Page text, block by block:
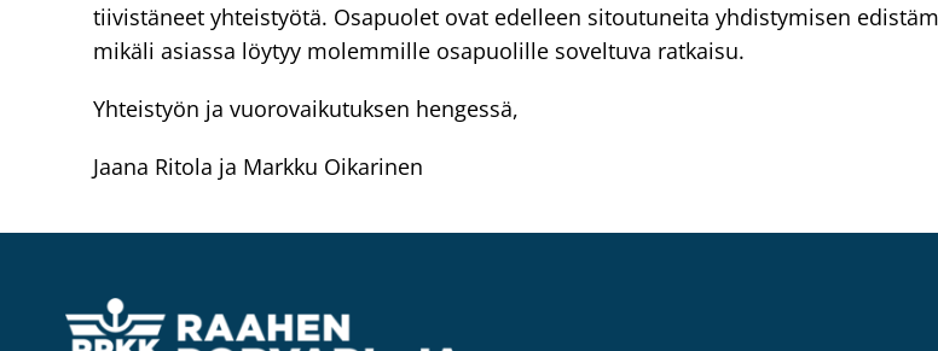
tiivistäneet yhteistyötä. Osapuolet ovat edelleen sitoutuneita yhdistymisen
mikäli asiassa löytyy molemmille osapuolille soveltuva ratkaisu.
Yhteistyön ja vuorovaikutuksen hengessä,
Jaana Ritola ja Markku Oikarinen